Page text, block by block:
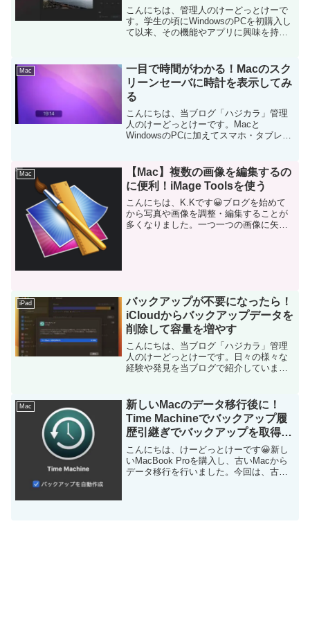
こんにちは、管理人のけーどっとけーで
す。学生の頃にWindowsのPCを初購入し
て以来、その機能やアプリに興味を持ち
機能や便利なアプリを使ってみることを
趣味としてい...
Mac
一目で時間がわかる！Macのスク
リーンセーバに時計を表示してみ
る
こんにちは、当ブログ「ハジカラ」管理
人のけーどっとけーです。Macと
WindowsのPCに加えてスマホ・タブレッ
発見を当ブログで紹介しています。ほぼ
毎日更新しています！...
Mac
【Mac】複数の画像を編集するの
に便利！iMage Toolsを使う
こんにちは、K.Kです😀ブログを始めて
から写真や画像を調整・編集することが
多くなりました。一つ一つの画像に矢印
iPad
バックアップが不要になったら！
iCloudからバックアップデータを
削除して容量を増やす
こんにちは、当ブログ「ハジカラ」管理
人のけーどっとけーです。日々の様々な
経験や発見を当ブログで紹介していま
す。Appleのデバイスのデータを保存して
おけるiCloudです...
Mac
新しいMacのデータ移行後に！
Time Machineでバックアップ履
歴引継ぎでバックアップを取得す
る
こんにちは、けーどっとけーです😀新し
いMacBook Proを購入し、古いMacから
データ移行を行いました。今回は、古い